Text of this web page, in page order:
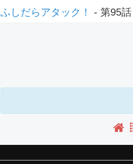
ふしだらアタック！ - 第95話